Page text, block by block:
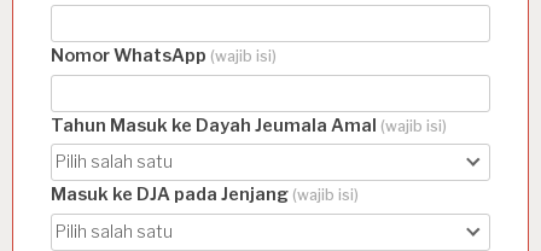
Nomor WhatsApp (wajib isi)
Tahun Masuk ke Dayah Jeumala Amal (wajib isi)
Pilih salah satu
Masuk ke DJA pada Jenjang (wajib isi)
Pilih salah satu